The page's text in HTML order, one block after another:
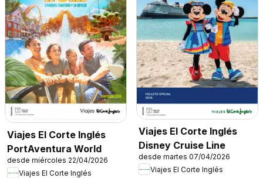
Viajes El Corte Inglés
PortAventura World
desde miércoles 22/04/2026
Viajes El Corte Inglés
Viajes El Corte Inglés
Disney Cruise Line
desde martes 07/04/2026
Viajes El Corte Inglés